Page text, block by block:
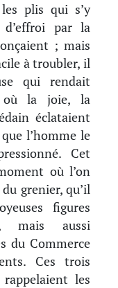
plis qui s’y
par la
; mais
à troubler, il
qui rendait
où la joie, la
éclataient
l’homme le
Cet
où l’on
grenier, qu’il
figures
mais aussi
du Commerce
Ces trois
les